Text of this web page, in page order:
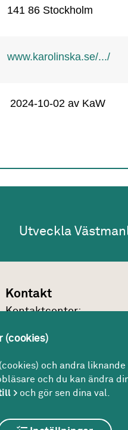
www.karolinska.se/.../
2024-10-02 av KaW
Utveckla
Kontakt
Kontakt­center:
Kontakt
(cookies)
och andra
och du kan ändra
och gör sen dina val.